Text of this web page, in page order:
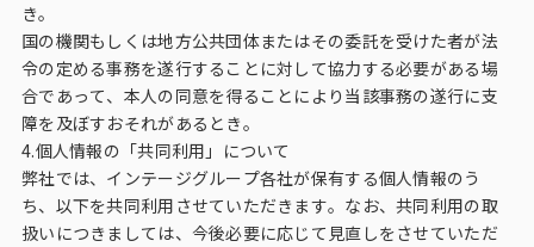
き。
国の機関もしくは地方公共団体またはその委託を受けた者が法
令の定める事務を遂行することに対して協力する必要がある場
合であって、本人の同意を得ることにより当該事務の遂行に支
障を及ぼすおそれがあるとき。
4.個人情報の「共同利用」について
弊社では、インテージグループ各社が保有する個人情報のう
ち、以下を共同利用させていただきます。なお、共同利用の取
扱いにつきましては、今後必要に応じて見直しをさせていただ